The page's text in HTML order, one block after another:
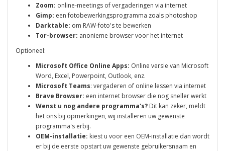
Zoom: online-meetings of vergaderingen via internet
Gimp: een fotobewerkingsprogramma zoals photoshop
Darktable: om RAW-foto's te bewerken
Tor-browser: anonieme browser voor het internet
Optioneel:
Microsoft Office Online Apps: Online versie van Microsoft
Word, Excel, Powerpoint, Outlook, enz.
Microsoft Teams: vergaderen of online lessen via internet
Brave Browser: een internet browser die nog sneller werkt
Wenst u nog andere programma's? Dit kan zeker, meldt
het ons bij opmerkingen, wij installeren uw gewenste
programma's erbij.
OEM-installatie: kiest u voor een OEM-installatie dan wordt
er bij de eerste opstart uw gewenste gebruikersnaam en